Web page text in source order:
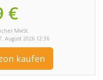
€
MwSt.
August 2026 12:36
kaufen